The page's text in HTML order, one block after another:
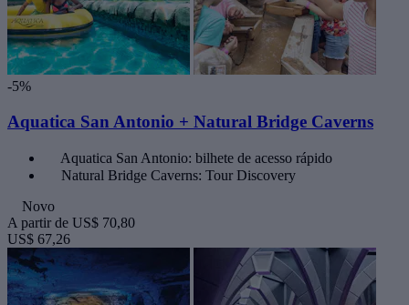
-5%
Aquatica San Antonio + Natural Bridge Caverns
Aquatica San Antonio: bilhete de acesso rápido
Natural Bridge Caverns: Tour Discovery
Novo
A partir de US$ 70,80
US$ 67,26